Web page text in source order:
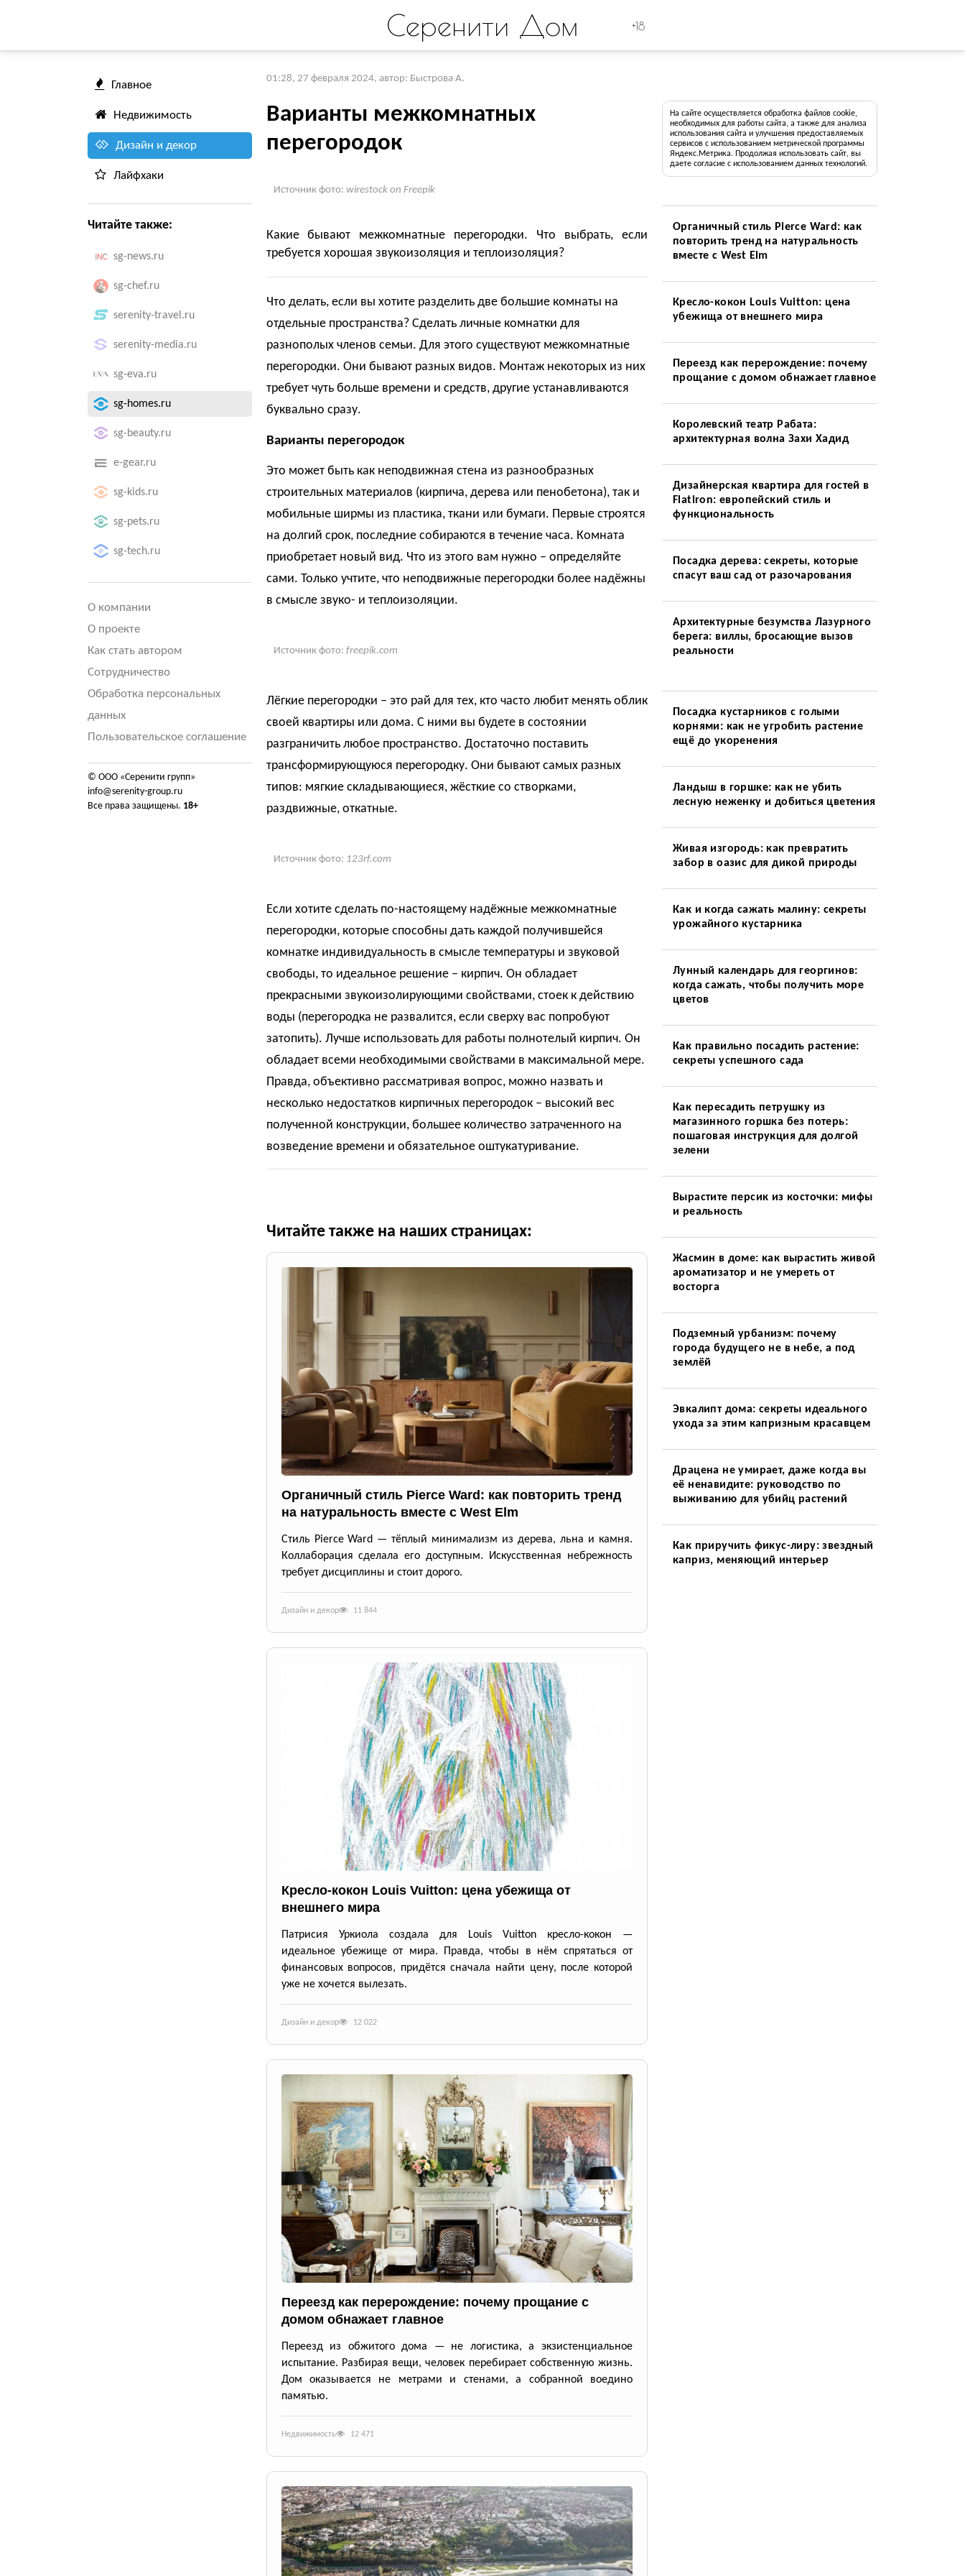
Серенити Дом +18
Главное
Недвижимость
Дизайн и декор
Лайфхаки
Читайте также:
sg-news.ru
sg-chef.ru
serenity-travel.ru
serenity-media.ru
sg-eva.ru
sg-homes.ru
sg-beauty.ru
e-gear.ru
sg-kids.ru
sg-pets.ru
sg-tech.ru
О компании
О проекте
Как стать автором
Сотрудничество
Обработка персональных
данных
Пользовательское соглашение
© ООО «Серенити групп»
info@serenity-group.ru
Все права защищены. 18+
01:28, 27 февраля 2024, автор: Быстрова А.
Варианты межкомнатных
перегородок
Источник фото: wirestock on Freepik
Какие бывают межкомнатные перегородки. Что выбрать, если
требуется хорошая звукоизоляция и теплоизоляция?
Что делать, если вы хотите разделить две большие комнаты на
отдельные пространства? Сделать личные комнатки для
разнополых членов семьи. Для этого существуют межкомнатные
перегородки. Они бывают разных видов. Монтаж некоторых из них
требует чуть больше времени и средств, другие устанавливаются
буквально сразу.
Варианты перегородок
Это может быть как неподвижная стена из разнообразных
строительных материалов (кирпича, дерева или пенобетона), так и
мобильные ширмы из пластика, ткани или бумаги. Первые строятся
на долгий срок, последние собираются в течение часа. Комната
приобретает новый вид. Что из этого вам нужно – определяйте
сами. Только учтите, что неподвижные перегородки более надёжны
в смысле звуко- и теплоизоляции.
Источник фото: freepik.com
Лёгкие перегородки – это рай для тех, кто часто любит менять облик
своей квартиры или дома. С ними вы будете в состоянии
разграничить любое пространство. Достаточно поставить
трансформирующуюся перегородку. Они бывают самых разных
типов: мягкие складывающиеся, жёсткие со створками,
раздвижные, откатные.
Источник фото: 123rf.com
Если хотите сделать по-настоящему надёжные межкомнатные
перегородки, которые способны дать каждой получившейся
комнатке индивидуальность в смысле температуры и звуковой
свободы, то идеальное решение – кирпич. Он обладает
прекрасными звукоизолирующими свойствами, стоек к действию
воды (перегородка не развалится, если сверху вас попробуют
затопить). Лучше использовать для работы полнотелый кирпич. Он
обладает всеми необходимыми свойствами в максимальной мере.
Правда, объективно рассматривая вопрос, можно назвать и
несколько недостатков кирпичных перегородок – высокий вес
полученной конструкции, большее количество затраченного на
возведение времени и обязательное оштукатуривание.
Читайте также на наших страницах:
Органичный стиль Pierce Ward: как повторить тренд
на натуральность вместе с West Elm
Стиль Pierce Ward — тёплый минимализм из дерева, льна и камня.
Коллаборация сделала его доступным. Искусственная небрежность
требует дисциплины и стоит дорого.
Дизайн и декор 11 844
Кресло-кокон Louis Vuitton: цена убежища от
внешнего мира
Патрисия Уркиола создала для Louis Vuitton кресло-кокон —
идеальное убежище от мира. Правда, чтобы в нём спрятаться от
финансовых вопросов, придётся сначала найти цену, после которой
уже не хочется вылезать.
Дизайн и декор 12 022
Переезд как перерождение: почему прощание с
домом обнажает главное
Переезд из обжитого дома — не логистика, а экзистенциальное
испытание. Разбирая вещи, человек перебирает собственную жизнь.
Дом оказывается не метрами и стенами, а собранной воедино
памятью.
Недвижимость 12 471
На сайте осуществляется обработка файлов cookie,
необходимых для работы сайта, а также для анализа
использования сайта и улучшения предоставляемых
сервисов с использованием метрической программы
Яндекс.Метрика. Продолжая использовать сайт, вы
даете согласие с использованием данных технологий.
Органичный стиль Pierce Ward: как
повторить тренд на натуральность
вместе с West Elm
Кресло-кокон Louis Vuitton: цена
убежища от внешнего мира
Переезд как перерождение: почему
прощание с домом обнажает главное
Королевский театр Рабата:
архитектурная волна Захи Хадид
Дизайнерская квартира для гостей в
Flatiron: европейский стиль и
функциональность
Посадка дерева: секреты, которые
спасут ваш сад от разочарования
Архитектурные безумства Лазурного
берега: виллы, бросающие вызов
реальности
Посадка кустарников с голыми
корнями: как не угробить растение
ещё до укоренения
Ландыш в горшке: как не убить
лесную неженку и добиться цветения
Живая изгородь: как превратить
забор в оазис для дикой природы
Как и когда сажать малину: секреты
урожайного кустарника
Лунный календарь для георгинов:
когда сажать, чтобы получить море
цветов
Как правильно посадить растение:
секреты успешного сада
Как пересадить петрушку из
магазинного горшка без потерь:
пошаговая инструкция для долгой
зелени
Вырастите персик из косточки: мифы
и реальность
Жасмин в доме: как вырастить живой
ароматизатор и не умереть от
восторга
Подземный урбанизм: почему
города будущего не в небе, а под
землёй
Эвкалипт дома: секреты идеального
ухода за этим капризным красавцем
Драцена не умирает, даже когда вы
её ненавидите: руководство по
выживанию для убийц растений
Как приручить фикус-лиру: звездный
каприз, меняющий интерьер